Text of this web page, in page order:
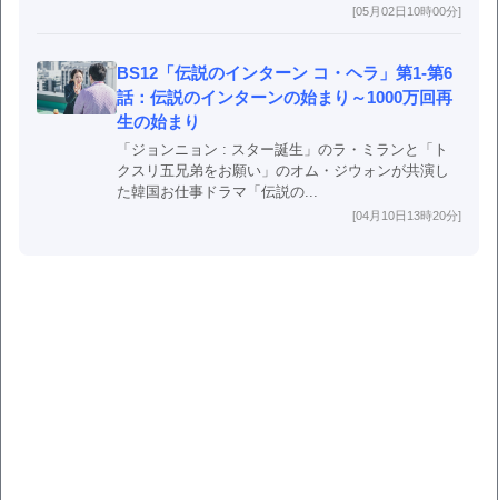
[05月02日10時00分]
BS12「伝説のインターン コ・ヘラ」第1-第6
話：伝説のインターンの始まり～1000万回再
生の始まり
「ジョンニョン : スター誕生」のラ・ミランと「ト
クスリ五兄弟をお願い」のオム・ジウォンが共演し
た韓国お仕事ドラマ「伝説の...
[04月10日13時20分]